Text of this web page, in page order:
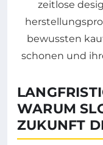
WARUM
ZUKUNFT